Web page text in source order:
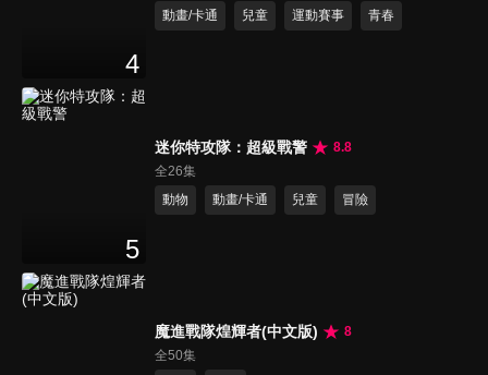
4
動畫/卡通
兒童 運動賽事 青春
5
迷你特攻隊：超級戰警
8.8
全26集
動物
動畫/卡通 兒童 冒險
魔進戰隊煌輝者(中文版)
8
全50集